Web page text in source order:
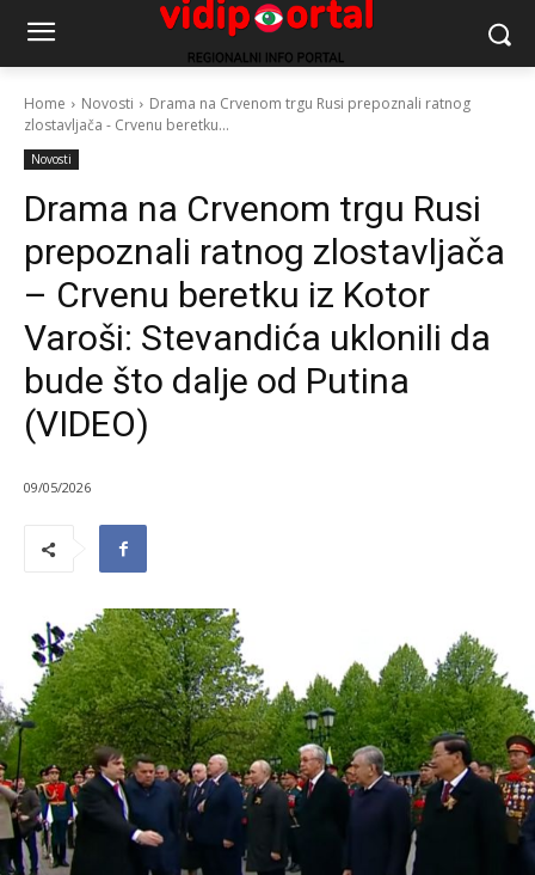
Home Novosti
Drama na Crvenom trgu Rusi prepoznali ratnog
zlostavljača - Crvenu beretku...
Novosti
Drama na Crvenom trgu Rusi
prepoznali ratnog zlostavljača
– Crvenu beretku iz Kotor
Varoši: Stevandića uklonili da
bude što dalje od Putina
(VIDEO)
09/05/2026